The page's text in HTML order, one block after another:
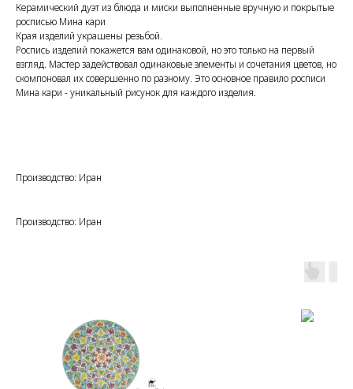
Керамический дуэт из блюда и миски выполненные вручную и покрытые
росписью Мина кари
Края изделий украшены резьбой.
Роспись изделий покажется вам одинаковой, но это только на первый
взгляд. Мастер задействовал одинаковые элементы и сочетания цветов, но
скомпоновал их совершенно по разному. Это основное правило росписи
Мина кари - уникальный рисунок для каждого изделия.
Производство: Иран
Производство: Иран